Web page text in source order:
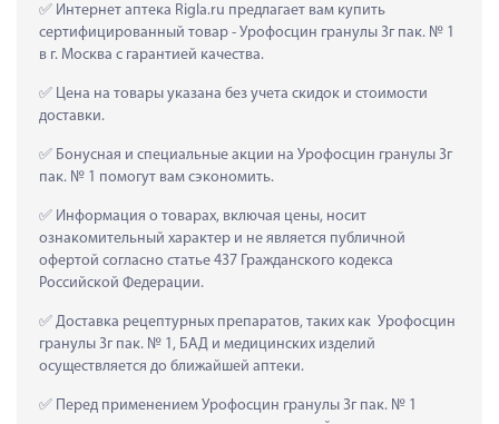
Интернет аптека Rigla.ru предлагает вам купить
сертифицированный товар - Урофосцин гранулы 3г пак. № 1
в г. Москва с гарантией качества.
Цена на товары указана без учета скидок и стоимости
доставки.
Бонусная и специальные акции на Урофосцин гранулы 3г
пак. № 1 помогут вам сэкономить.
Информация о товарах, включая цены, носит
ознакомительный характер и не является публичной
офертой согласно статье 437 Гражданского кодекса
Российской Федерации.
Доставка рецептурных препаратов, таких как  Урофосцин
гранулы 3г пак. № 1, БАД и медицинских изделий
осуществляется до ближайшей аптеки.
Перед применением Урофосцин гранулы 3г пак. № 1